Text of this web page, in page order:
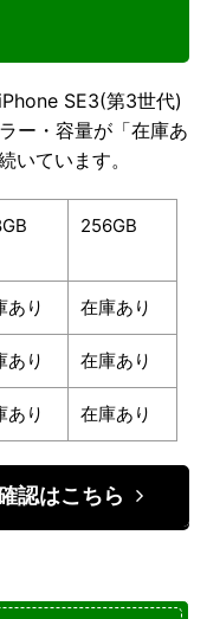
SE3(第3世代)
ー・容量が「在庫あ
いています。
256GB
あり 在庫あり
あり 在庫あり
あり 在庫あり
認はこちら